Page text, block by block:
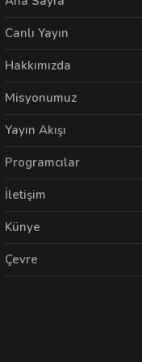
Canlı Yayın
Hakkımızda
Misyonumuz
Yayın Akışı
Programcılar
İletişim
Künye
Çevre